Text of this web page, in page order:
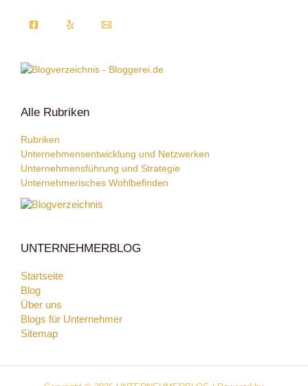
Alle Rubriken
Rubriken
Unternehmensentwicklung und Netzwerken
Unternehmensführung und Strategie
Unternehmerisches Wohlbefinden
UNTERNEHMERBLOG
Startseite
Blog
Über uns
Blogs für Unternehmer
Sitemap